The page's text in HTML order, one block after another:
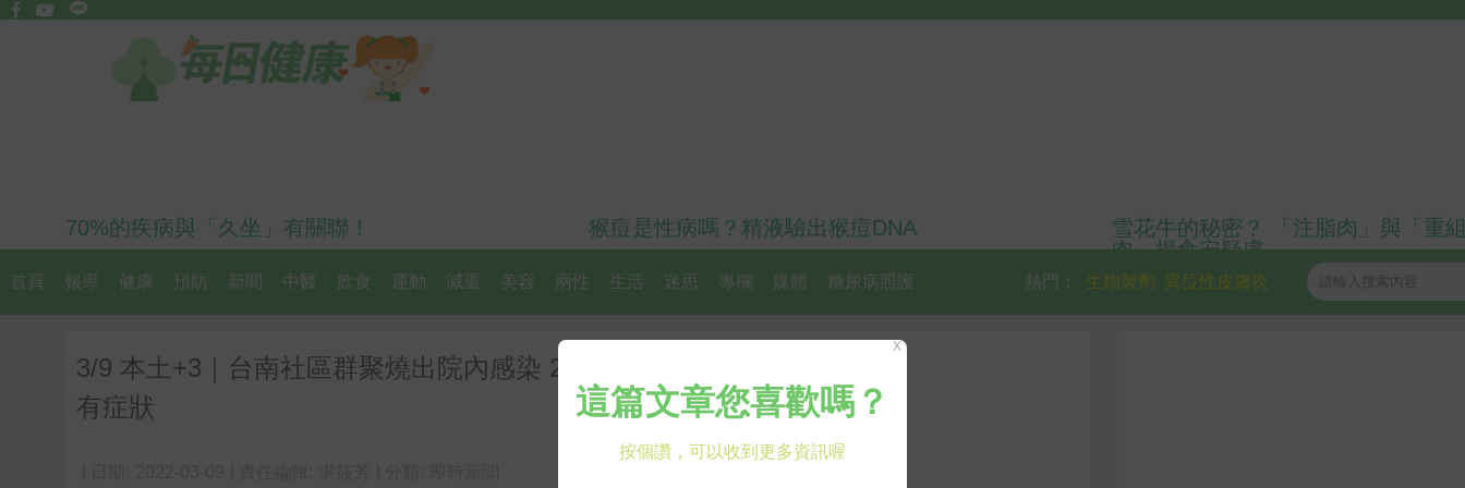
70%的疾病與「久坐」有關聯！ 猴痘是性病嗎？精液驗出猴痘DNA
雪花牛的秘密？ 「注脂肉」與「重
肉」揭食安疑慮
首頁 報導 健康 預防 新聞 中醫 飲食 運動 減重 美容 兩性 生活 迷思 專欄 媒體 糖尿病照護 異位性皮膚炎
生物製劑
熱門：
3/9 本土+3｜台南社區群聚燒出院內感染 2藥事人員最早「這天」就
有症狀
X